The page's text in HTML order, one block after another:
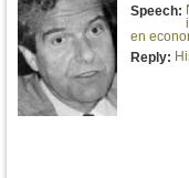
Speech:
en
Reply: